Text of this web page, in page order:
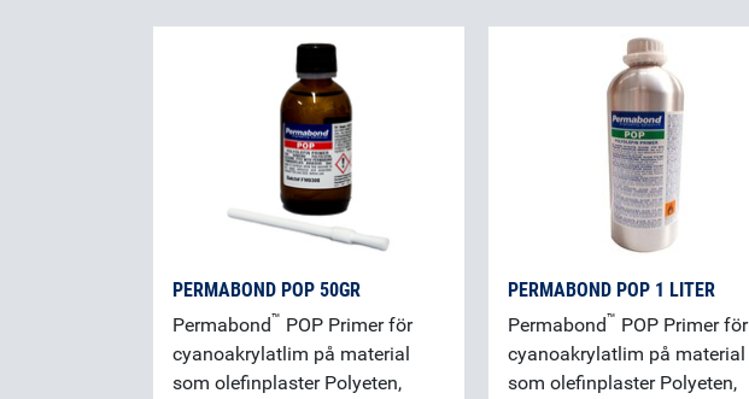
PERMABOND POP 50GR
Permabond™ POP Primer för
cyanoakrylatlim på material
som olefinplaster Polyeten,
PERMABOND POP 1 LITER
Permabond™ POP Primer för
cyanoakrylatlim på material
som olefinplaster Polyeten,